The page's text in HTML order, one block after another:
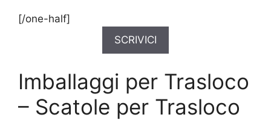
[/one-half]
SCRIVICI
Imballaggi per Trasloco
– Scatole per Trasloco